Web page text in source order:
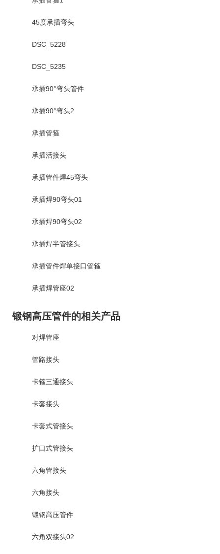
45度承插弯头
DSC_5228
DSC_5235
承插90°弯头管件
承插90°弯头2
承插管箍
承插活接头
承插管件焊45弯头
承插焊90弯头01
承插焊90弯头02
承插焊半管接头
承插管件焊单接口管箍
承插焊管座02
锻钢高压管件的相关产品
对焊管座
管路接头
卡箍三通接头
卡套接头
卡套式管接头
扩口式管接头
六角管接头
六角接头
锻钢高压管件
六角双接头02